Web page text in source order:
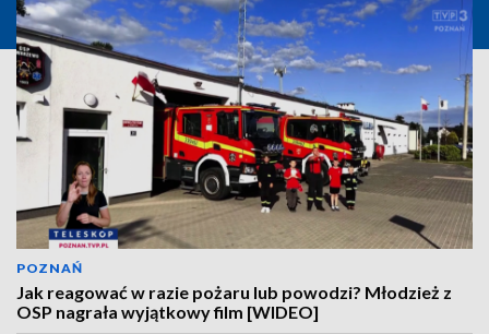
POZNAŃ
Jak reagować w razie pożaru lub powodzi? Młodzież z
OSP nagrała wyjątkowy film [WIDEO]